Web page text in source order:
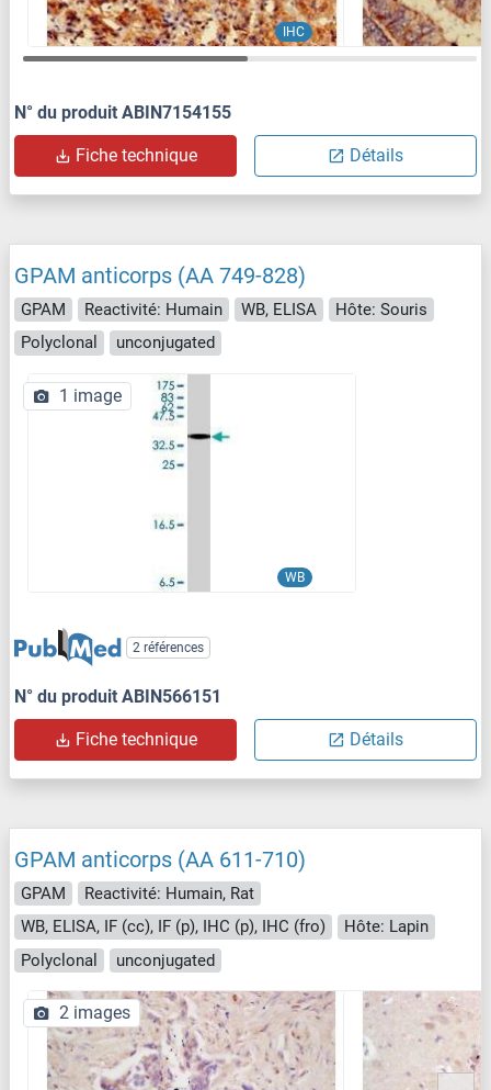
IHC
N° du produit ABIN7154155
Fiche technique Détails
GPAM anticorps (AA 749-828)
GPAM Reactivité: Humain WB, ELISA
Hôte: Souris
Polyclonal
unconjugated
WB
1 image
2 références
N° du produit ABIN566151
Fiche technique Détails
GPAM anticorps (AA 611-710)
GPAM
Reactivité: Humain, Rat
WB, ELISA, IF (cc), IF (p), IHC (p), IHC (fro)
Hôte: Lapin
Polyclonal
unconjugated
2 images